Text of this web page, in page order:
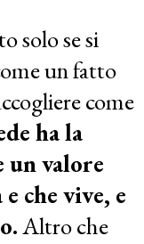
solo se si
un fatto
come
ha la
valore
che vive, e
Altro che